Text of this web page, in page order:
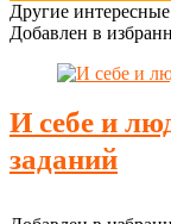
Другие
Добавлен в
И себе и
заданий